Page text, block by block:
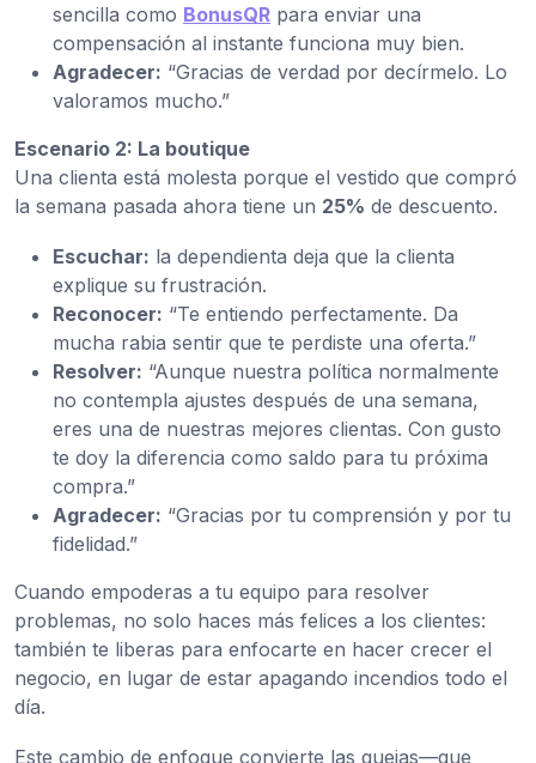
sencilla como BonusQR para enviar una
compensación al instante funciona muy bien.
Agradecer: “Gracias de verdad por decírmelo. Lo
valoramos mucho.”
Escenario 2: La boutique
Una clienta está molesta porque el vestido que compró
la semana pasada ahora tiene un 25% de descuento.
Escuchar: la dependienta deja que la clienta
explique su frustración.
Reconocer: “Te entiendo perfectamente. Da
mucha rabia sentir que te perdiste una oferta.”
Resolver: “Aunque nuestra política normalmente
no contempla ajustes después de una semana,
eres una de nuestras mejores clientas. Con gusto
te doy la diferencia como saldo para tu próxima
compra.”
Agradecer: “Gracias por tu comprensión y por tu
fidelidad.”
Cuando empoderas a tu equipo para resolver
problemas, no solo haces más felices a los clientes:
también te liberas para enfocarte en hacer crecer el
negocio, en lugar de estar apagando incendios todo el
día.
Este cambio de enfoque convierte las quejas—que